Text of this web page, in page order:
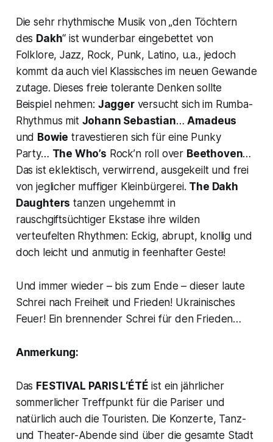
Die sehr rhythmische Musik von „den Töchtern
des Dakh“ ist wunderbar eingebettet von
Folklore, Jazz, Rock, Punk, Latino, u.a., jedoch
kommt da auch viel Klassisches im neuen Gewande
zutage. Dieses freie tolerante Denken sollte
Beispiel nehmen: Jaggerversucht sich im Rumba-
Rhythmus mit Johann Sebastian…Amadeus
und Bowie travestieren sich für eine Punky
Party… The Who’s Rock’n roll over Beethoven…
Das ist eklektisch, verwirrend, ausgekeilt und frei
von jeglicher muffiger Kleinbürgerei. The Dakh
Daughters tanzen ungehemmt in
rauschgiftsüchtiger Ekstase ihre wilden
verteufelten Rhythmen: Eckig, abrupt, knollig und
doch leicht und anmutig in feenhafter Geste!
Und immer wieder – bis zum Ende – dieser laute
Schrei nach Freiheit und Frieden! Ukrainisches
Feuer! Ein brennender Schrei für den Frieden…
Anmerkung:
Das FESTIVAL PARIS L‘ÉTÉ ist ein jährlicher
sommerlicher Treffpunkt für die Pariser und
natürlich auch die Touristen. Die Konzerte, Tanz-
und Theater-Abende sind über die gesamte Stadt